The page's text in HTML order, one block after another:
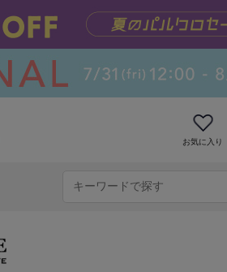
お気に入り